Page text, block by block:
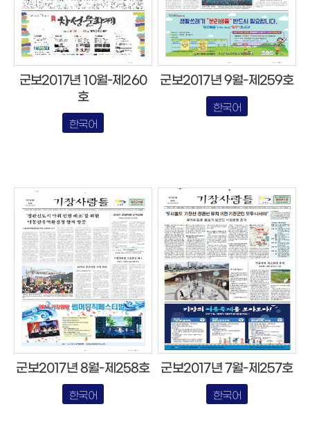
군보2017년 10월-제260
호
한국어
군보2017년 9월-제259호
한국어
군보2017년 8월-제258호
한국어
군보2017년 7월-제257호
한국어